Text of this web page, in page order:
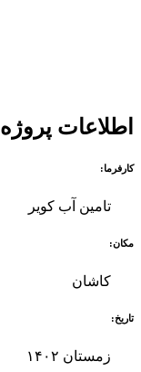
اطلاعات پروژه
کارفرما:
تامین آب کویر
مکان:
کاشان
تاریخ:
زمستان ۱۴۰۲